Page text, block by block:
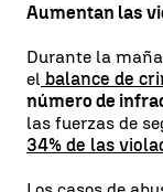
Aumentan las
Durante la
el balance de
número de
las fuerzas de
34% de las